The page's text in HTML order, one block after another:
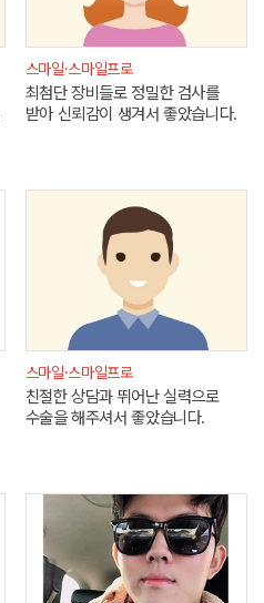
스마일·스마일프로
최첨단 장비들로 정밀한 검사를
받아 신뢰감이 생겨서 좋았습니다.
스마일·스마일프로
친절한 상담과 뛰어난 실력으로
수술을 해주셔서 좋았습니다.